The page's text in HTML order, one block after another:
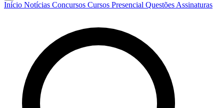
Início Notícias Concursos Cursos Presencial Questões Assinaturas